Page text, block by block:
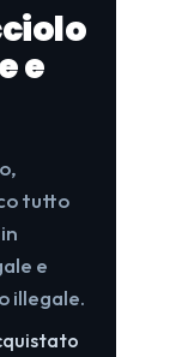
e
tutto
e
illegale.